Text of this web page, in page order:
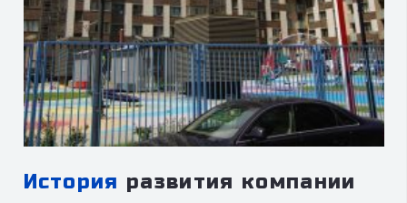
История развития компании